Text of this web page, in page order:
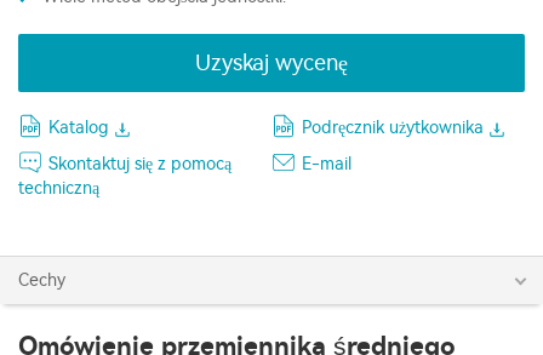
Uzyskaj wycenę
Katalog
Podręcznik użytkownika
Skontaktuj się z pomocą
techniczną
E-mail
Cechy
Omówienie przemiennika średniego